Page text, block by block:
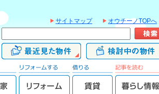
サイトマップ オウチーノTOPへ